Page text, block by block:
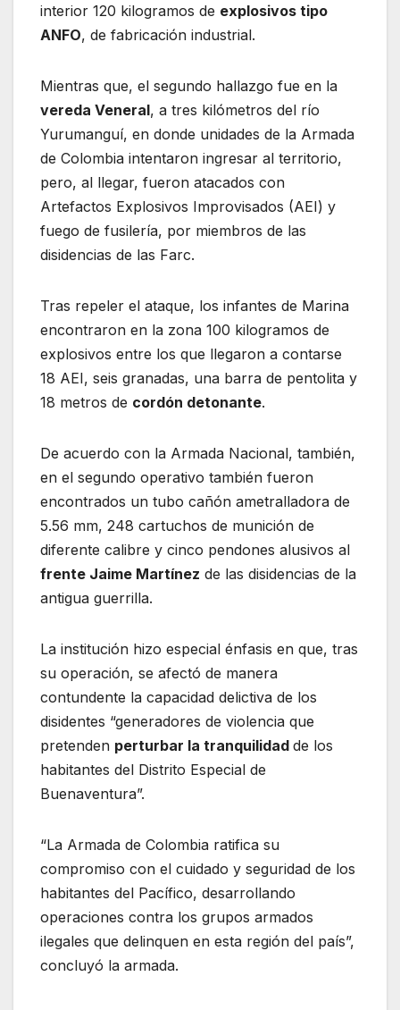
interior 120 kilogramos de explosivos tipo
ANFO, de fabricación industrial.
Mientras que, el segundo hallazgo fue en la
vereda Veneral, a tres kilómetros del río
Yurumanguí, en donde unidades de la Armada
de Colombia intentaron ingresar al territorio,
pero, al llegar, fueron atacados con
Artefactos Explosivos Improvisados (AEI) y
fuego de fusilería, por miembros de las
disidencias de las Farc.
Tras repeler el ataque, los infantes de Marina
encontraron en la zona 100 kilogramos de
explosivos entre los que llegaron a contarse
18 AEI, seis granadas, una barra de pentolita y
18 metros de cordón detonante.
De acuerdo con la Armada Nacional, también,
en el segundo operativo también fueron
encontrados un tubo cañón ametralladora de
5.56 mm, 248 cartuchos de munición de
diferente calibre y cinco pendones alusivos al
frente Jaime Martínez de las disidencias de la
antigua guerrilla.
La institución hizo especial énfasis en que, tras
su operación, se afectó de manera
contundente la capacidad delictiva de los
disidentes “generadores de violencia que
pretenden perturbar la tranquilidad de los
habitantes del Distrito Especial de
Buenaventura”.
“La Armada de Colombia ratifica su
compromiso con el cuidado y seguridad de los
habitantes del Pacífico, desarrollando
operaciones contra los grupos armados
ilegales que delinquen en esta región del país”,
concluyó la armada.